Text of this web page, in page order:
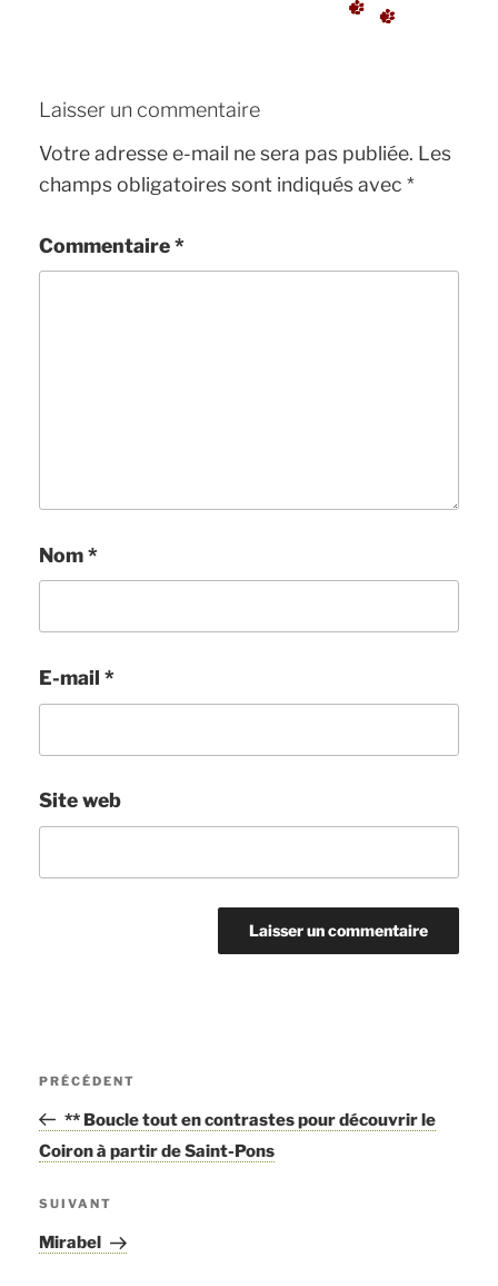
Laisser un commentaire
Votre adresse e-mail ne sera pas publiée. Les
champs obligatoires sont indiqués avec*
Commentaire*
Nom*
E-mail*
Site web
l’article
Article
précédent
PRÉCÉDENT
** Boucle tout en contrastes pour découvrir le
Coiron à partir de Saint-Pons
Article
suivant
SUIVANT
Mirabel